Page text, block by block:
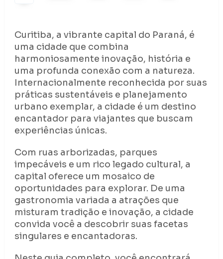
Curitiba, a vibrante capital do Paraná, é
uma cidade que combina
harmoniosamente inovação, história e
uma profunda conexão com a natureza.
Internacionalmente reconhecida por suas
práticas sustentáveis e planejamento
urbano exemplar, a cidade é um destino
encantador para viajantes que buscam
experiências únicas.
Com ruas arborizadas, parques
impecáveis e um rico legado cultural, a
capital oferece um mosaico de
oportunidades para explorar. De uma
gastronomia variada a atrações que
misturam tradição e inovação, a cidade
convida você a descobrir suas facetas
singulares e encantadoras.